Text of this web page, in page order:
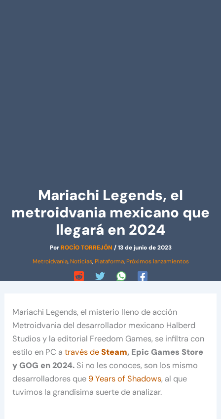
Mariachi Legends, el
metroidvania mexicano que
llegará en 2024
PorROCÍO TORREJÓN /13 de junio de 2023
Metroidvania, Noticias, Plataforma, Próximos lanzamientos
Mariachi Legends, el misterio lleno de acción
Metroidvania del desarrollador mexicano Halberd
Studios y la editorial Freedom Games, se infiltra con
estilo en PC através deSteam, Epic Games Store
y GOG en 2024. Si no les conoces, son los mismo
desarrolladores que 9 Years of Shadows, al que
tuvimos la grandísima suerte de analizar.